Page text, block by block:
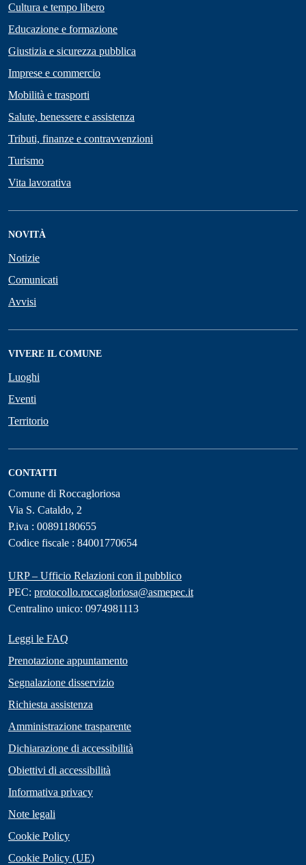
Cultura e tempo libero
Educazione e formazione
Giustizia e sicurezza pubblica
Imprese e commercio
Mobilità e trasporti
Salute, benessere e assistenza
Tributi, finanze e contravvenzioni
Turismo
Vita lavorativa
NOVITÀ
Notizie
Comunicati
Avvisi
VIVERE IL COMUNE
Luoghi
Eventi
Territorio
CONTATTI
Comune di Roccagloriosa
Via S. Cataldo, 2
P.iva : 00891180655
Codice fiscale : 84001770654
URP – Ufficio Relazioni con il pubblico
PEC: protocollo.roccagloriosa@asmepec.it
Centralino unico: 0974981113
Leggi le FAQ
Prenotazione appuntamento
Segnalazione disservizio
Richiesta assistenza
Amministrazione trasparente
Dichiarazione di accessibilità
Obiettivi di accessibilità
Informativa privacy
Note legali
Cookie Policy
Cookie Policy (UE)